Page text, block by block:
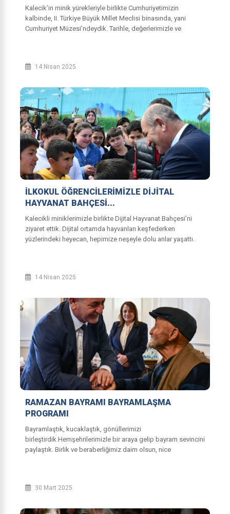
Kalecik’in minik yürekleriyle birlikte Cumhuriyetimizin
kalbinde, II. Türkiye Büyük Millet Meclisi binasında, yani
Cumhuriyet Müzesi’ndeydik. Tarihle, değerlerimizle ve
14 Nisan 2025
İLKOKUL ÖĞRENCİLERİMİZLE DİJİTAL
HAYVANAT BAHÇESİ...
Kalecikli miniklerimizle birlikte Dijital Hayvanat Bahçesi’ni
ziyaret ettik. Dijital ortamda hayvanları keşfederken
yüzlerindeki heyecan, hepimize neşeyle dolu anlar yaşattı.
14 Nisan 2025
RAMAZAN BAYRAMI BAYRAMLAŞMA
PROGRAMI
Bayramlaştık, kucaklaştık, gönüllerimizi
birleştirdik.Hemşehrilerimizle bir araya gelip bayram sevincini
paylaştık. Birlik ve beraberliğimiz daim olsun, nice
30 Mart 2025